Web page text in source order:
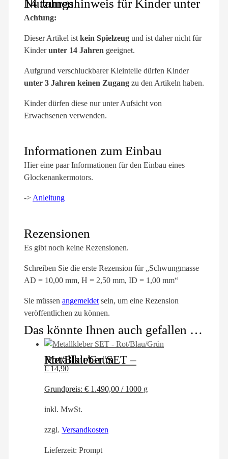
Nutzungshinweis für Kinder unter 14 Jahren
Achtung:
Dieser Artikel ist kein Spielzeug und ist daher nicht für
Kinderunter 14 Jahren geeignet.
Aufgrund verschluckbarer Kleinteile dürfen Kinder
unter 3 Jahren keinen Zugang zu den Artikeln haben.
Kinder dürfen diese nur unter Aufsicht von
Erwachsenen verwenden.
Informationen zum Einbau
Hier eine paar Informationen für den Einbau eines
Glockenankermotors.
-> Anleitung
Rezensionen
Es gibt noch keine Rezensionen.
Schreiben Sie die erste Rezension für „Schwungmasse
AD = 10,00 mm, H = 2,50 mm, ID = 1,00 mm“
Sie müssen angemeldet sein, um eine Rezension
veröffentlichen zu können.
Das könnte Ihnen auch gefallen …
Metallkleber SET – Rot/Blau/Grün
€14,90
Grundpreis: € 1.490,00 / 1000 g
inkl. MwSt.
zzgl. Versandkosten
Lieferzeit: Prompt